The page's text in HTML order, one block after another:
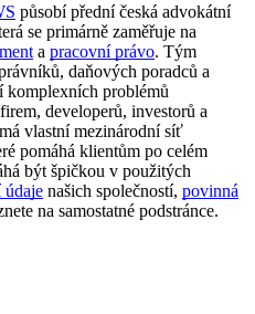
působí přední česká advokátní
se primárně zaměřuje na
a pracovní právo. Tým
daňových poradců a
komplexních problémů
developerů, investorů a
vlastní mezinárodní síť
pomáhá klientům po celém
být špičkou v použitých
údaje našich společností, povinná
na samostatné podstránce.